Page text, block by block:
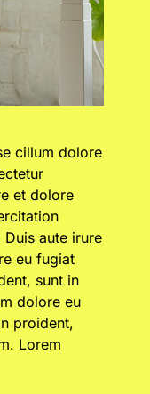
cillum dolore
et dolore
aute irure
eu fugiat
sunt in
dolore eu
proident,
Lorem